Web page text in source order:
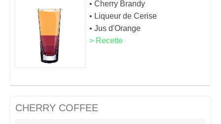
• Cherry Brandy
• Liqueur de Cerise
• Jus d'Orange
> Recette
CHERRY COFFEE